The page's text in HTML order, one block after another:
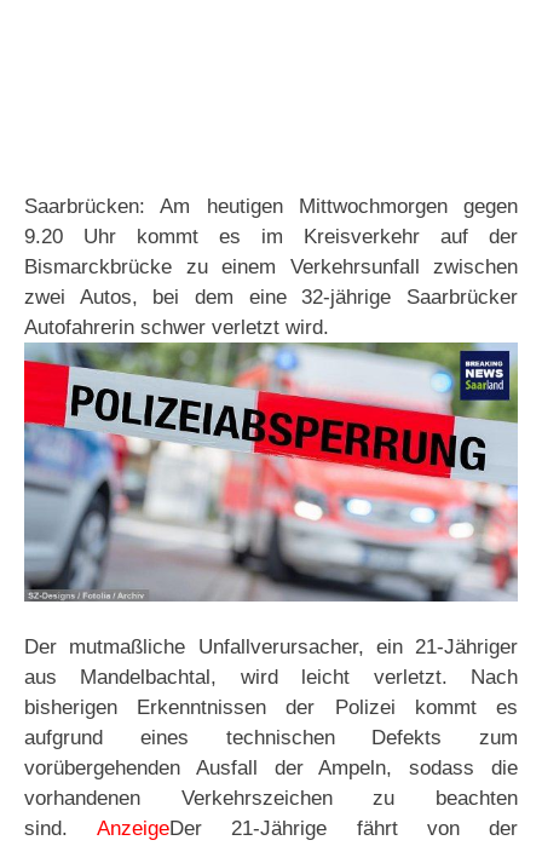
Saarbrücken: Am heutigen Mittwochmorgen gegen
9.20 Uhr kommt es im Kreisverkehr auf der
Bismarckbrücke zu einem Verkehrsunfall zwischen
zwei Autos, bei dem eine 32-jährige Saarbrücker
Autofahrerin schwer verletzt wird.
Der mutmaßliche Unfallverursacher, ein 21-Jähriger
aus Mandelbachtal, wird leicht verletzt. Nach
bisherigen Erkenntnissen der Polizei kommt es
aufgrund eines technischen Defekts zum
vorübergehenden Ausfall der Ampeln, sodass die
vorhandenen Verkehrszeichen zu beachten
sind.AnzeigeDer 21-Jährige fährt von der